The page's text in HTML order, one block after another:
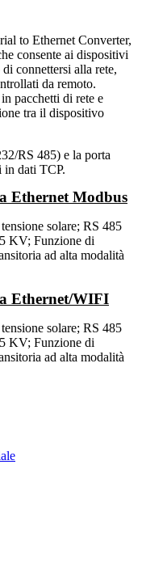
to Ethernet Converter,
consente ai dispositivi
connettersi alla rete,
da remoto.
pacchetti di rete e
tra il dispositivo
RS 485) e la porta
in dati TCP.
Ethernet Modbus
solare; RS 485
KV; Funzione di
ad alta modalità
Ethernet/WIFI
solare; RS 485
KV; Funzione di
ad alta modalità